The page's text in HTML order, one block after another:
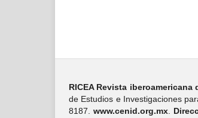
RICEA Revista
de Estudios e Investigaciones
8187.www.cenid.org.mx